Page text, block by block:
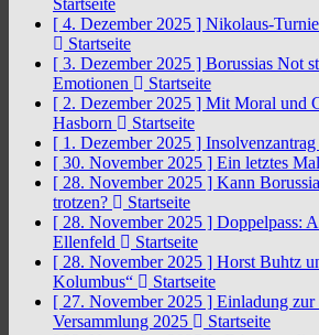
Startseite
[ 4. Dezember 2025 ] Nikolaus-
Startseite
[ 3. Dezember 2025 ] Borussias Not
Emotionen
Startseite
[ 2. Dezember 2025 ] Mit Moral und
Hasborn
Startseite
[ 1. Dezember 2025 ]
[ 30. November 2025 ] Ein letztes
[ 28. November 2025 ] Kann
trotzen?
Startseite
[ 28. November 2025 ] Doppelpass:
Ellenfeld
Startseite
[ 28. November 2025 ] Horst Buhtz
Kolumbus“
Startseite
[ 27. November 2025 ] Einladung
Versammlung 2025
Startseite